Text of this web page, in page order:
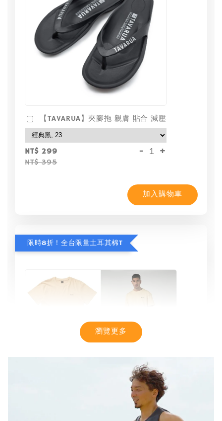
【TAVARUA】夾腳拖 親膚 貼合 減壓
NT$ 299
NT$ 395
- +
加入購物車
限時8折！全台限量土耳其棉T
瀏覽更多